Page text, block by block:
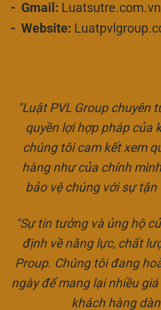
- Gmail:
- Website:
"Luật PVL Group chuyên
quyền lợi hợp pháp của
chúng tôi cam kết xem
hàng như của chính
bảo vệ chúng với sự tận
"Sự tin tưởng và ủng hộ
định về năng lực, chất
Proup. Chúng tôi đang
ngày để mang lại nhiều
khách hàng